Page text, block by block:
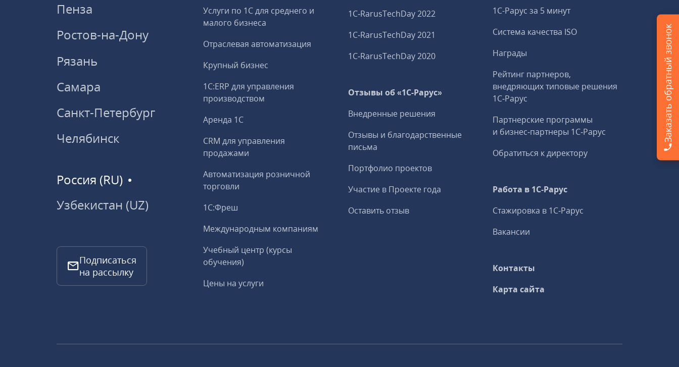
Пенза
Ростов-на-Дону
Рязань
Самара
Санкт-Петербург
Челябинск
Россия (RU)
Узбекистан (UZ)
Подписаться
на рассылку
Услуги по 1С для среднего и
малого бизнеса
Отраслевая автоматизация
Крупный бизнес
1С:ERP для управления
производством
Аренда 1С
CRM для управления
продажами
Автоматизация розничной
торговли
1С:Фреш
Международным компаниям
Учебный центр (курсы
обучения)
Цены на услуги
1C‑RarusTechDay 2022
1C‑RarusTechDay 2021
1C‑RarusTechDay 2020
Отзывы об «1С-Рарус»
Внедренные решения
Отзывы и благодарственные
письма
Портфолио проектов
Участие в Проекте года
Оставить отзыв
1С-Рарус за 5 минут
Система качества ISO
Награды
Рейтинг партнеров,
внедряющих типовые решения
1С‑Рарус
Партнерские программы
и бизнес‑партнеры 1С‑Рарус
Обратиться к директору
Работа в 1С‑Рарус
Стажировка в 1С‑Рарус
Вакансии
Контакты
Карта сайта
Заказать обратный звонок